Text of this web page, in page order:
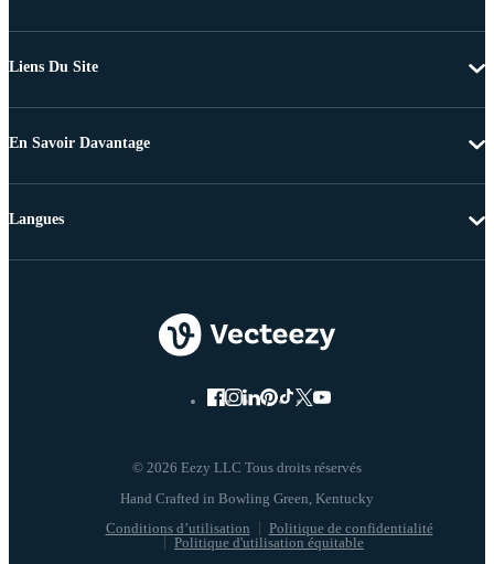
Liens Du Site
En Savoir Davantage
© 2026 Eezy LLC Tous droits réservés
Conditions d’utilisation
Politique de confidentialité
Politique d'utilisation équitable
Langues